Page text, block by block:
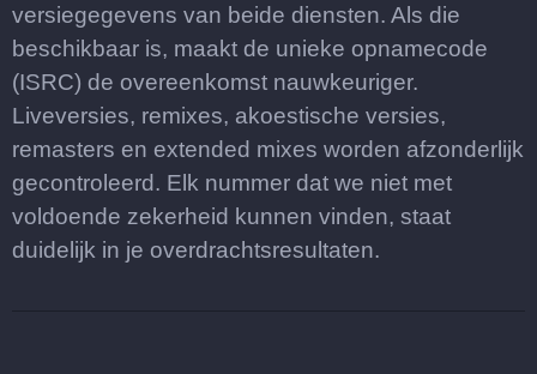
versiegegevens van beide diensten. Als die
beschikbaar is, maakt de unieke opnamecode
(ISRC) de overeenkomst nauwkeuriger.
Liveversies, remixes, akoestische versies,
remasters en extended mixes worden afzonderlijk
gecontroleerd. Elk nummer dat we niet met
voldoende zekerheid kunnen vinden, staat
duidelijk in je overdrachtsresultaten.